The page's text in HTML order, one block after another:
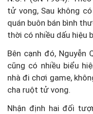
tử vong, Sau không
quán buôn bán bình
thời có nhiều dấu hiệu
Bên cạnh đó, Nguyễn
cũng có nhiều biểu
nhà đi chơi game,
cha ruột tử vong.
Nhận định hai đối